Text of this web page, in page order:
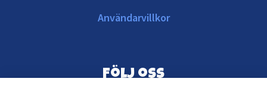
Användarvillkor
Följ oss